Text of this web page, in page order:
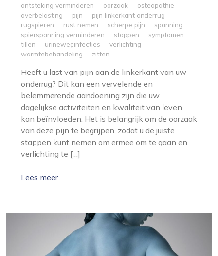
ontsteking verminderen
oorzaak
osteopathie
overbelasting
pijn
pijn linkerkant onderrug
rugspieren
rust nemen scherpe pijn
spanning
spierspanning verminderen
stappen
symptomen
tillen
urineweginfecties
verlichting
warmtebehandeling
zitten
Heeft u last van pijn aan de linkerkant van uw
onderrug? Dit kan een vervelende en
belemmerende aandoening zijn die uw
dagelijkse activiteiten en kwaliteit van leven
kan beïnvloeden. Het is belangrijk om de oorzaak
van deze pijn te begrijpen, zodat u de juiste
stappen kunt nemen om ermee om te gaan en
verlichting te […]
Lees meer